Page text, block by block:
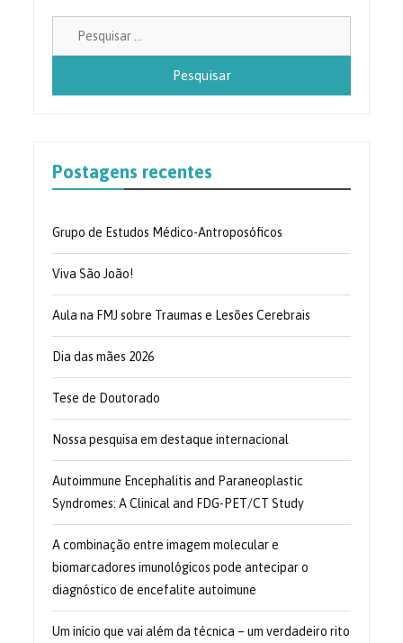
Postagens recentes
Grupo de Estudos Médico-Antroposóficos
Viva São João!
Aula na FMJ sobre Traumas e Lesões Cerebrais
Dia das mães 2026
Tese de Doutorado
Nossa pesquisa em destaque internacional
Autoimmune Encephalitis and Paraneoplastic
Syndromes: A Clinical and FDG-PET/CT Study
A combinação entre imagem molecular e
biomarcadores imunológicos pode antecipar o
diagnóstico de encefalite autoimune
Um início que vai além da técnica – um verdadeiro rito